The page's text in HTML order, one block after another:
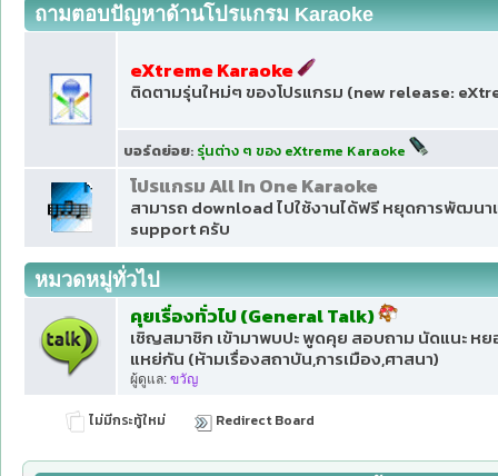
ถามตอบปัญหาด้านโปรแกรม Karaoke
eXtreme Karaoke
ติดตามรุ่นใหม่ๆ ของโปรแกรม (new release:
บอร์ดย่อย: รุ่นต่าง ๆ ของ eXtreme Karaoke
โปรแกรม All In One Karaoke
สามารถ download ไปใช้งานได้ฟรี หยุดการพัฒนา
support ครับ
หมวดหมู่ทั่วไป
คุยเรื่องทั่วไป (General Talk)
เชิญสมาชิก เข้ามาพบปะ พูดคุย สอบถาม นัดแนะ หย
แหย่กัน (ห้ามเรื่องสถาบัน,การเมือง,ศาสนา)
ผู้ดูแล: ขวัญ
ไม่มีกระทู้ใหม่ Redirect Board